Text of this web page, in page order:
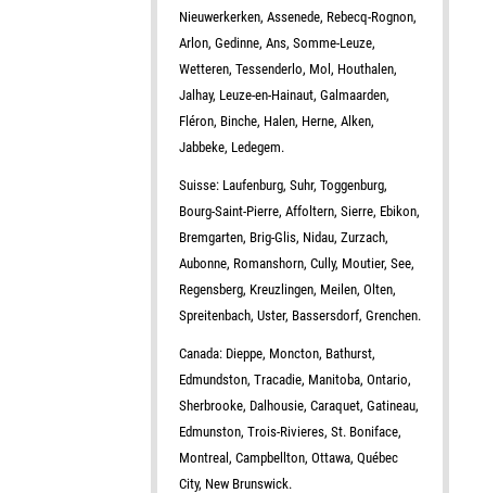
Nieuwerkerken, Assenede, Rebecq-Rognon,
Arlon, Gedinne, Ans, Somme-Leuze,
Wetteren, Tessenderlo, Mol, Houthalen,
Jalhay, Leuze-en-Hainaut, Galmaarden,
Fléron, Binche, Halen, Herne, Alken,
Jabbeke, Ledegem.
Suisse: Laufenburg, Suhr, Toggenburg,
Bourg-Saint-Pierre, Affoltern, Sierre, Ebikon,
Bremgarten, Brig-Glis, Nidau, Zurzach,
Aubonne, Romanshorn, Cully, Moutier, See,
Regensberg, Kreuzlingen, Meilen, Olten,
Spreitenbach, Uster, Bassersdorf, Grenchen.
Canada: Dieppe, Moncton, Bathurst,
Edmundston, Tracadie, Manitoba, Ontario,
Sherbrooke, Dalhousie, Caraquet, Gatineau,
Edmunston, Trois-Rivieres, St. Boniface,
Montreal, Campbellton, Ottawa, Québec
City, New Brunswick.